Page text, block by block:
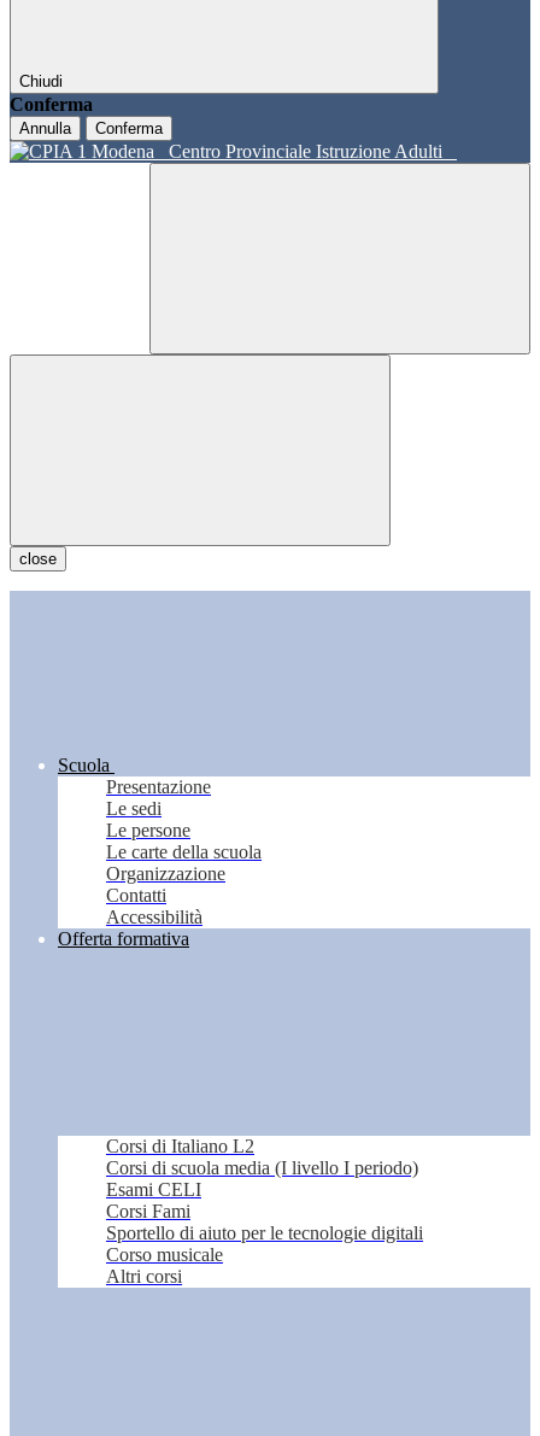
Chiudi
Conferma
Annulla Conferma
Centro Provinciale Istruzione Adulti
close
Scuola
Presentazione
Le sedi
Le persone
Le carte della scuola
Organizzazione
Contatti
Accessibilità
Offerta formativa
Corsi di Italiano L2
Corsi di scuola media (I livello I periodo)
Esami CELI
Corsi Fami
Sportello di aiuto per le tecnologie digitali
Corso musicale
Altri corsi